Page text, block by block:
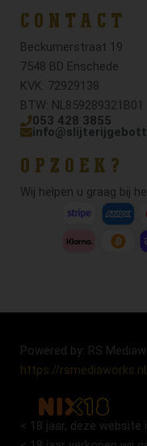
CONTACT
Beckumerstraat 19
7548 BD Enschede
KVK: 72929138
BTW: NL859289321B01
053 428 3855
OPZOEK?
Wij helpen u graag bij
Powered by: RS
https://
< 18 jaar, deze